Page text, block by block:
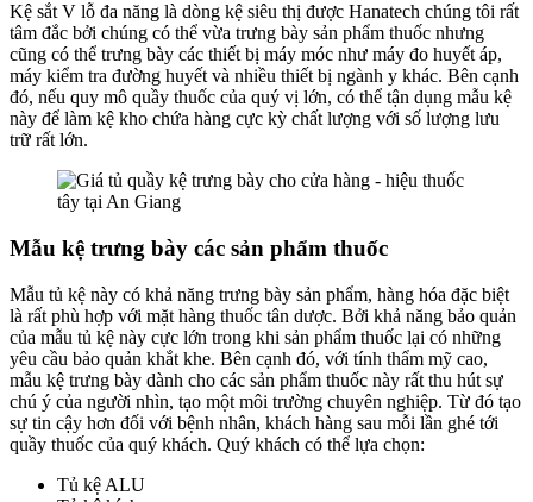
Kệ sắt V lỗ đa năng là dòng kệ siêu thị được Hanatech chúng tôi rất
tâm đắc bởi chúng có thể vừa trưng bày sản phẩm thuốc nhưng
cũng có thể trưng bày các thiết bị máy móc như máy đo huyết áp,
máy kiểm tra đường huyết và nhiều thiết bị ngành y khác. Bên cạnh
đó, nếu quy mô quầy thuốc của quý vị lớn, có thể tận dụng mẫu kệ
này để làm kệ kho chứa hàng cực kỳ chất lượng với số lượng lưu
trữ rất lớn.
Mẫu kệ trưng bày các sản phẩm thuốc
Mẫu tủ kệ này có khả năng trưng bày sản phẩm, hàng hóa đặc biệt
là rất phù hợp với mặt hàng thuốc tân dược. Bởi khả năng bảo quản
của mẫu tủ kệ này cực lớn trong khi sản phẩm thuốc lại có những
yêu cầu bảo quản khắt khe. Bên cạnh đó, với tính thẩm mỹ cao,
mẫu kệ trưng bày dành cho các sản phẩm thuốc này rất thu hút sự
chú ý của người nhìn, tạo một môi trường chuyên nghiệp. Từ đó tạo
sự tin cậy hơn đối với bệnh nhân, khách hàng sau mỗi lần ghé tới
quầy thuốc của quý khách. Quý khách có thể lựa chọn:
Tủ kệ ALU